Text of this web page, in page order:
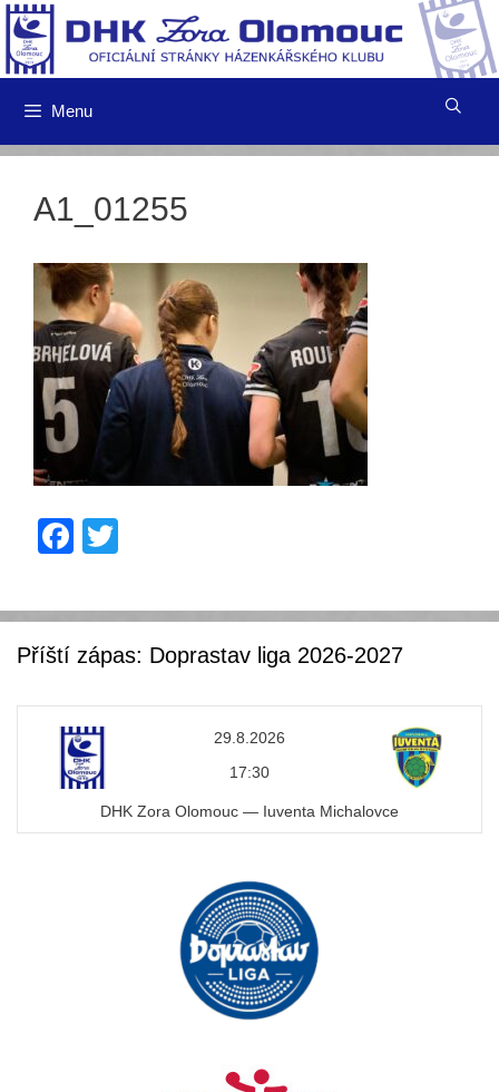
Přeskočit
na
obsah
Menu
A1_01255
F
c
e
o
o
k
tt
er
Příští zápas: Doprastav liga 2026-2027
29.8.2026
17:30
DHK Zora Olomouc — Iuventa Michalovce